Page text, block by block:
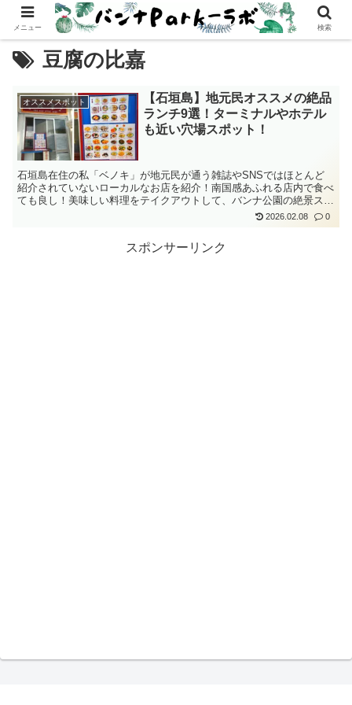
豆腐の比嘉
オススメスポット
【石垣島】地元民オススメの絶品
ランチ9選！ターミナルやホテル
も近い穴場スポット！
石垣島在住の私「ベノキ」が地元民が通う雑誌やSNSではほとんど
紹介されていないローカルなお店を紹介！南国感あふれる店内で食べ
ても良し！美味しい料理をテイクアウトして、バンナ公園の絶景スポ
ットで食べても良し！石垣島で絶品料理と自然体験を楽しもう！
2026.02.08 0
スポンサーリンク
メニュー 検索